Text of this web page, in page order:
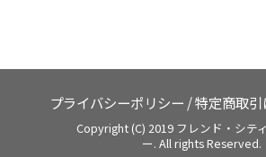
プライバシーポリシー /特定商取
Copyright (C) 2019 フレンド・シテ
ー. All rights Reserved.